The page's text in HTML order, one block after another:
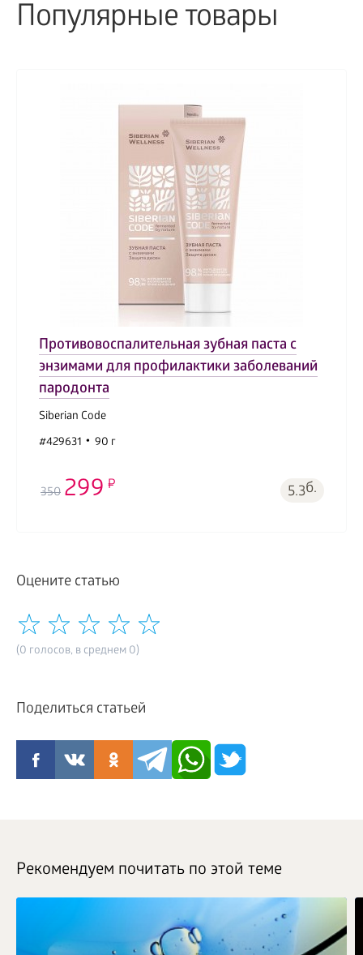
Популярные товары
Противовоспалительная зубная паста с
энзимами для профилактики заболеваний
пародонта
Siberian Code
#429631
90 г
350 299 5.3б.
Оцените статью
(0 голосов, в среднем 0)
Поделиться статьей
Рекомендуем почитать по этой теме